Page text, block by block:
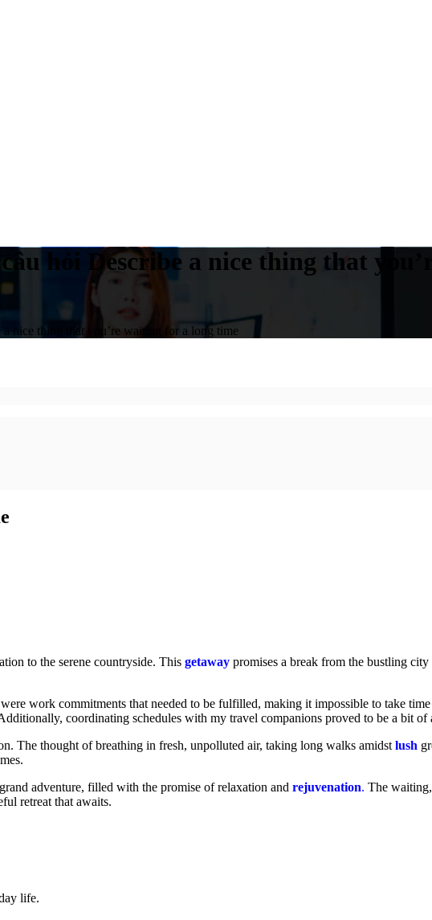
hỏi Describe a nice thing that
nice thing that you’re waiting for a long time
to the serene countryside. This getaway promises a break from the bustling
work commitments that needed to be fulfilled, making it impossible to take
coordinating schedules with my travel companions proved to be a bit of
The thought of breathing in fresh, unpolluted air, taking long walks amidst lush
adventure, filled with the promise of relaxation and rejuvenation. The
retreat that awaits.
life.